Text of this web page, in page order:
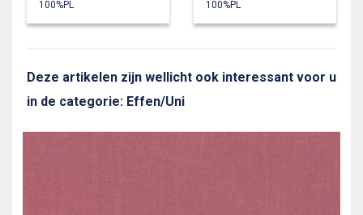
100%PL
100%PL
Deze artikelen zijn wellicht ook interessant voor u
in de categorie: Effen/Uni